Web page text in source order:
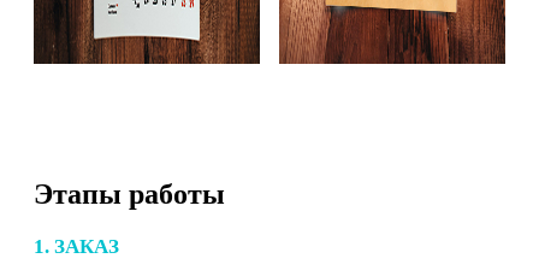
Этапы работы
1. ЗАКАЗ